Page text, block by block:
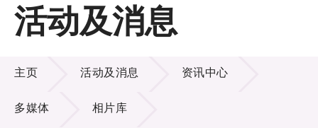
主页
关于LSCM
技术商品化
项目及资助计划
活动及消息
活动及消息
主页 活动及消息 资讯中心
多媒体 相片库